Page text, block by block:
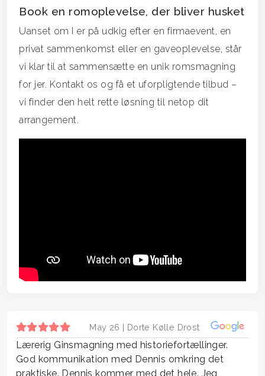
Book en romoplevelse, der bliver husket
Uanset om I er på udkig efter en firmaevent, en
privat sammenkomst eller en gaveoplevelse, står
vi klar til at sammensætte en unik romsmagning
for jer. Kontakt os og få et uforpligtende tilbud –
vi finder den helt rette løsning til netop dit
arrangement.
May 26 | Dorte Kølle Drost
Lærerig Ginsmagning med historiefortællinger.
God kommunikation med Dennis omkring det
praktiske. Dennis kommer med det hele. Jeg